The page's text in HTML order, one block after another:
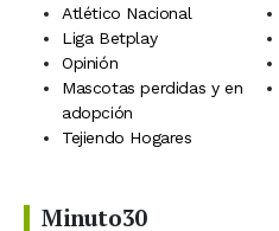
Atlético Nacional
Liga Betplay
Opinión
Mascotas perdidas y en
adopción
Tejiendo Hogares
Minuto30